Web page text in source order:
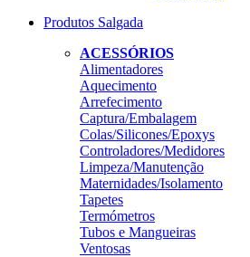
Produtos Salgada
ACESSÓRIOS
Alimentadores
Aquecimento
Arrefecimento
Captura/Embalagem
Colas/Silicones/Epoxys
Controladores/Medidores
Limpeza/Manutenção
Maternidades/Isolamento
Tapetes
Termómetros
Tubos e Mangueiras
Ventosas